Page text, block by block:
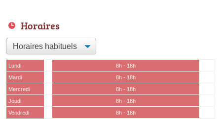
Horaires
Lundi
8h - 18h
Mardi
8h - 18h
Mercredi
8h - 18h
Jeudi
8h - 18h
Vendredi
8h - 18h